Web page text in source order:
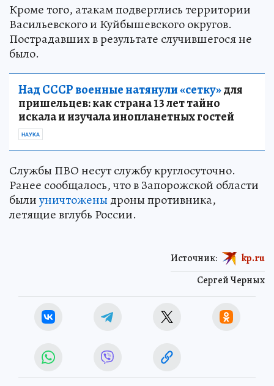
Кроме того, атакам подверглись территории
Васильевского и Куйбышевского округов.
Пострадавших в результате случившегося не
было.
Над СССР военные натянули «сетку»для
пришельцев: как страна 13 лет тайно
искала и изучала инопланетных гостей
НАУКА
Службы ПВО несут службу круглосуточно.
Ранее сообщалось, что в Запорожской области
былиуничтожены дроны противника,
летящие вглубь России.
Сергей Черных
Источник: kp.ru